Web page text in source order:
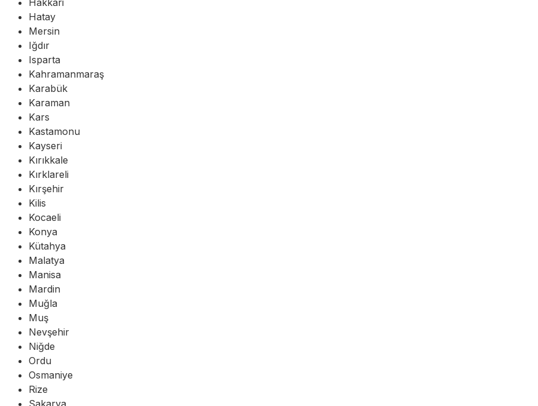
Hakkari
Hatay
Mersin
Iğdır
Isparta
Kahramanmaraş
Karabük
Karaman
Kars
Kastamonu
Kayseri
Kırıkkale
Kırklareli
Kırşehir
Kilis
Kocaeli
Konya
Kütahya
Malatya
Manisa
Mardin
Muğla
Muş
Nevşehir
Niğde
Ordu
Osmaniye
Rize
Sakarya